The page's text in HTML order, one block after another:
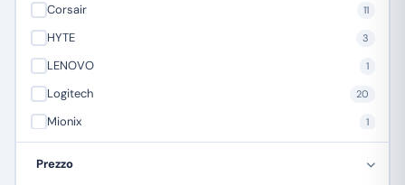
Corsair 11
HYTE 3
LENOVO 1
Logitech 20
Mionix 1
Prezzo